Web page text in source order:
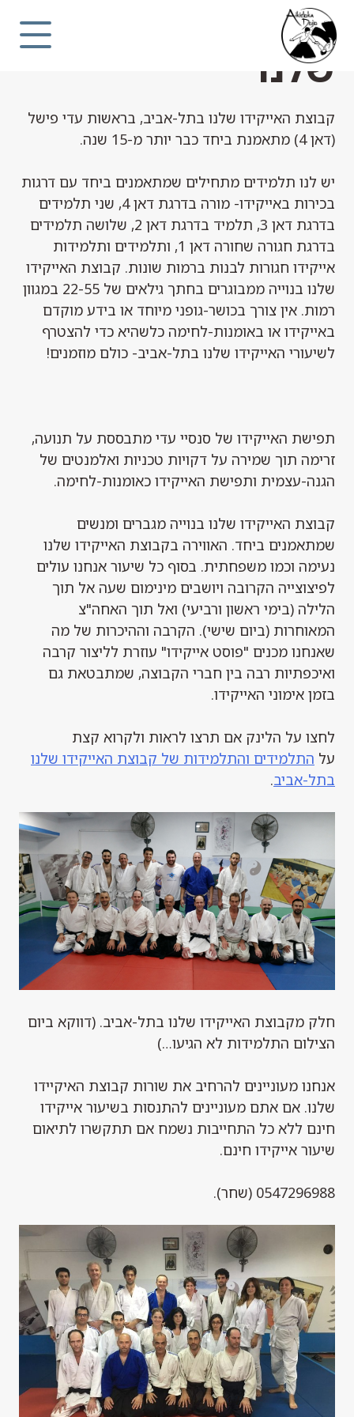
content
קבוצת האייקידו
שלנו
קבוצת האייקידו שלנו בתל-אביב, בראשות עדי פישל
(דאן 4) מתאמנת ביחד כבר יותר מ-15 שנה.
יש לנו תלמידים מתחילים שמתאמנים ביחד עם דרגות
בכירות באייקידו- מורה בדרגת דאן 4, שני תלמידים
בדרגת דאן 3, תלמיד בדרגת דאן 2, שלושה תלמידים
בדרגת חגורה שחורה דאן 1, ותלמידים ותלמידות
אייקידו חגורות לבנות ברמות שונות. קבוצת האייקידו
שלנו בנוייה ממבוגרים בחתך גילאים של 22-55 במגוון
רמות. אין צורך בכושר-גופני מיוחד או בידע מוקדם
באייקידו או באומנות-לחימה כלשהיא כדי להצטרף
לשיעורי האייקידו שלנו בתל-אביב- כולם מוזמנים!
תפישת האייקידו של סנסיי עדי מתבססת על תנועה,
זרימה תוך שמירה על דקויות טכניות ואלמנטים של
הגנה-עצמית ותפישת האייקידו כאומנות-לחימה.
קבוצת האייקידו שלנו בנוייה מגברים ומנשים
שמתאמנים ביחד. האווירה בקבוצת האייקידו שלנו
נעימה וכמו משפחתית. בסוף כל שיעור אנחנו עולים
לפיצוצייה הקרובה ויושבים מינימום שעה אל תוך
הלילה (בימי ראשון ורביעי) ואל תוך האחה"צ
המאוחרות (ביום שישי). הקרבה וההיכרות של מה
שאנחנו מכנים "פוסט אייקידו" עוזרת לליצור קרבה
ואיכפתיות רבה בין חברי הקבוצה, שמתבטאת גם
בזמן אימוני האייקידו.
לחצו על הלינק אם תרצו לראות ולקרוא קצת
על התלמידים והתלמידות של קבוצת האייקידו שלנו
בתל-אביב.
חלק מקבוצת האייקידו שלנו בתל-אביב. (דווקא ביום
הצילום התלמידות לא הגיעו…)
אנחנו מעוניינים להרחיב את שורות קבוצת האיקיידו
שלנו. אם אתם מעוניינים להתנסות בשיעור אייקידו
חינם ללא כל התחייבות נשמח אם תתקשרו לתיאום
שיעור אייקידו חינם.
0547296988 (שחר).